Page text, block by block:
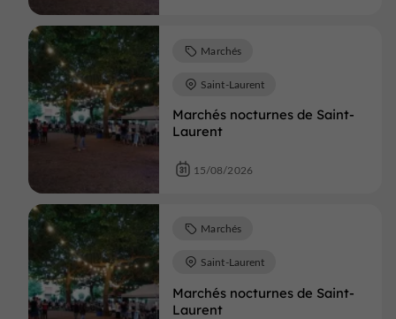
Marchés nocturnes de Saint-
Laurent
Marchés
Saint-Laurent
15/08/2026
Marchés nocturnes de Saint-
Laurent
Marchés
Saint-Laurent